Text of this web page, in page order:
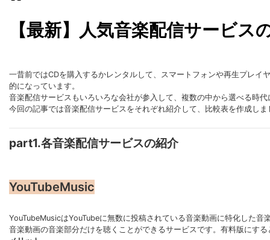
【最新】人気音楽配信サービス
一昔前ではCDを購入するかレンタルして、スマートフォンや再生プレ
的になっています。
音楽配信サービスもいろいろな会社が参入して、複数の中から選べる時
今回の記事では音楽配信サービスをそれぞれ紹介して、比較表を作成し
part1.各音楽配信サービスの紹介
YouTubeMusic
YouTubeMusicはYouTubeに無数に投稿されている音楽動画に特化した音
音楽動画の音楽部分だけを聴くことができるサービスです。有料版にす